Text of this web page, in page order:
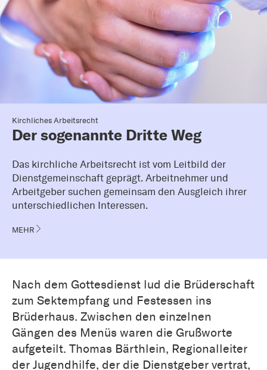
Kirchliches Arbeitsrecht
Der sogenannte Dritte Weg
Das kirchliche Arbeitsrecht ist vom Leitbild der
Dienstgemeinschaft geprägt. Arbeitnehmer und
Arbeitgeber suchen gemeinsam den Ausgleich ihrer
unterschiedlichen Interessen.
MEHR
Nach dem Gottesdienst lud die Brüderschaft
zum Sektempfang und Festessen ins
Brüderhaus. Zwischen den einzelnen
Gängen des Menüs waren die Grußworte
aufgeteilt. Thomas Bärthlein, Regionalleiter
der Jugendhilfe, der die Dienstgeber vertrat,